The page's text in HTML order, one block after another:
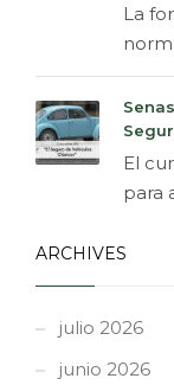
La
El
para
ARCHIVES
julio 2026
junio 2026